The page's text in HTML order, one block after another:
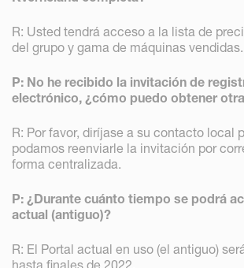
R: Usted tendrá acceso a la lista de
del grupo y gama de máquinas vendidas.
P: No he recibido la invitación de
electrónico, ¿cómo puedo obtener
R: Por favor, diríjase a su contacto local
podamos reenviarle la invitación por
forma centralizada.
P: ¿Durante cuánto tiempo se podrá
actual (antiguo)?
R: El Portal actual en uso (el antiguo)